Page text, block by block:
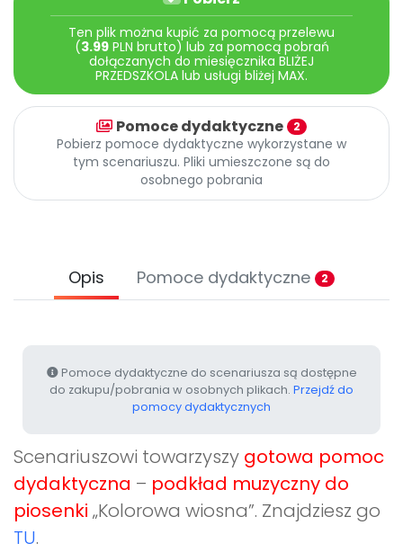
Archiwalne numery
Pomoc
Promocje
Ten plik można kupić za pomocą przelewu
(3.99PLN brutto) lub za pomocą pobrań
dołączanych do miesięcznika BLIŻEJ
PRZEDSZKOLA lub usługi bliżej MAX.
Pomoce dydaktyczne 2
Pobierz pomoce dydaktyczne wykorzystane w
tym scenariuszu. Pliki umieszczone są do
osobnego pobrania
Opis Pomoce dydaktyczne 2
Pomoce dydaktyczne do scenariusza są dostępne
do zakupu/pobrania w osobnych plikach. Przejdź do
pomocy dydaktycznych
Scenariuszowi towarzyszy gotowa pomoc
dydaktyczna – podkład muzyczny do
piosenki „Kolorowa wiosna”. Znajdziesz go
TU.